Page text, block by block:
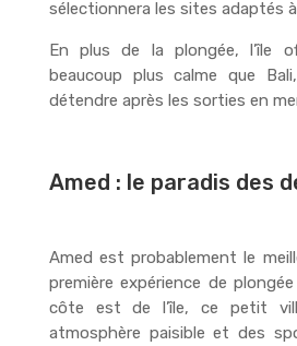
sélectionnera les sites adaptés
En plus de la plongée, l’île
beaucoup plus calme que
détendre après les sorties en
Amed : le paradis des
Amed est probablement le
première expérience de
côte est de l’île, ce petit
atmosphère paisible et des